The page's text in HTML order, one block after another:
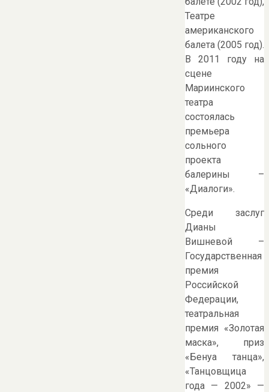
Театре
американского
балета (2005 год).
В 2011 году на
сцене
Мариинского
театра
состоялась
премьера
сольного
проекта
балерины –
«Диалоги».
Среди заслуг
Дианы
Вишневой –
Государственная
премия
Российской
Федерации,
театральная
премия «Золотая
маска», приз
«Бенуа танца»,
«Танцовщица
года — 2002» —